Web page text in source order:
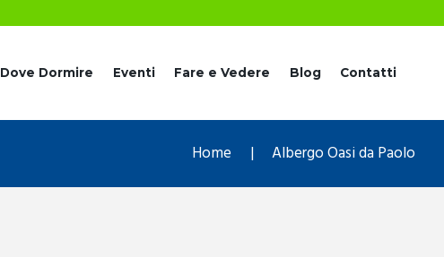
Dove Dormire Eventi Fare e Vedere Blog Contatti
Home Albergo Oasi da Paolo